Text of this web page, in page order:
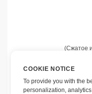
(Сжатое
COOKIE NOTICE
To provide you with the
personalization,